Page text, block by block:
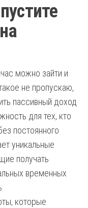
можно зайти и
не пропускаю,
пассивный доход
для тех, кто
постоянного
уникальные
получать
временных
которые